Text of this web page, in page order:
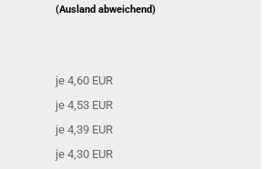
(Ausland abweichend)
je 4,60 EUR
je 4,53 EUR
je 4,39 EUR
je 4,30 EUR